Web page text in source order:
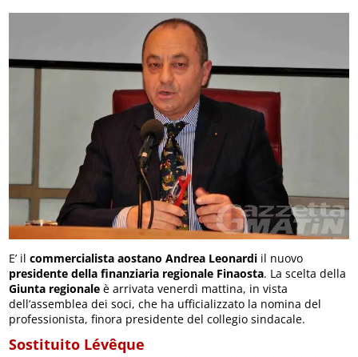
E’ ilcommercialista aostano Andrea Leonardi il nuovo
presidente della finanziaria regionale Finaosta. La scelta della
Giunta regionale è arrivata venerdì mattina, in vista
dell’assemblea dei soci, che ha ufficializzato la nomina del
professionista, finora presidente del collegio sindacale.
Sostituito Lévêque